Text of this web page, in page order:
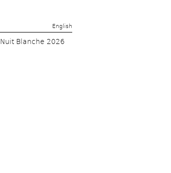
English
Nuit Blanche 2026